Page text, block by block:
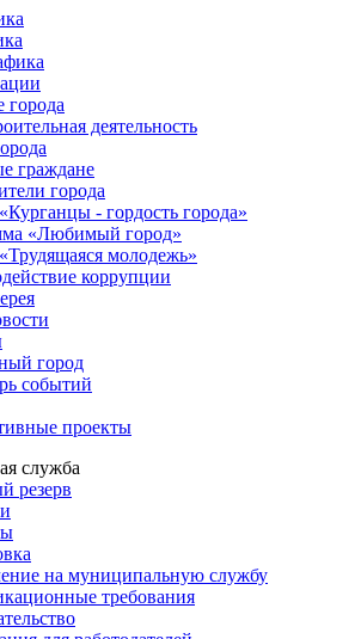
города
деятельность
граждане
города
- гордость города»
«Любимый город»
молодежь»
коррупции
город
событий
проекты
служба
резерв
на муниципальную службу
требования